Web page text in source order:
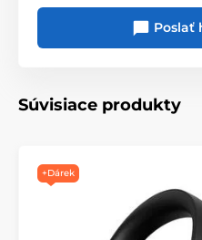
vylepšené hybridné
výdrž na jedno nabitie
ultrarýchle nabíjanie (5
Poslať
Súvisiace produkty
+Dárek